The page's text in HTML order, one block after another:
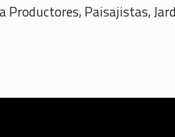
Productores, Paisajistas,